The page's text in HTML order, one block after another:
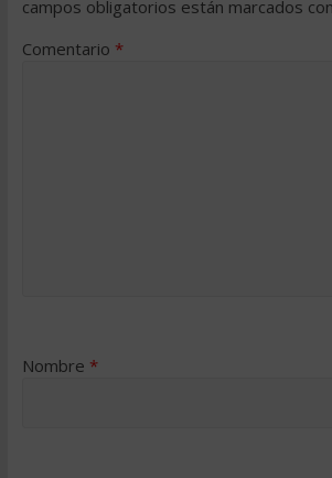
campos obligatorios están marcados con
Comentario *
Nombre *